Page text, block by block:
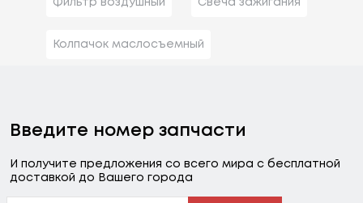
Фильтр воздушный Свеча зажигания
Колпачок маслосъемный
Введите номер запчасти
И получите предложения со всего мира с бесплатной
доставкой до Вашего города